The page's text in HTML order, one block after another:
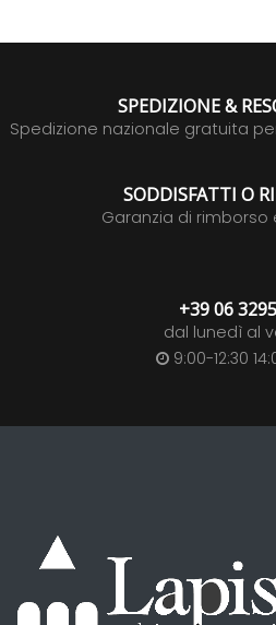
SPEDIZIONE &
Spedizione nazionale gratuita
SODDISFATTI O
Garanzia di rimborso
+39 06
dal lunedì al
9:00-12:30